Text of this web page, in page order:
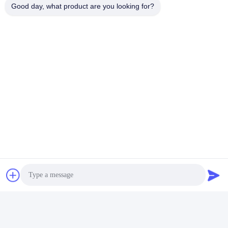
Good day, what product are you looking for?